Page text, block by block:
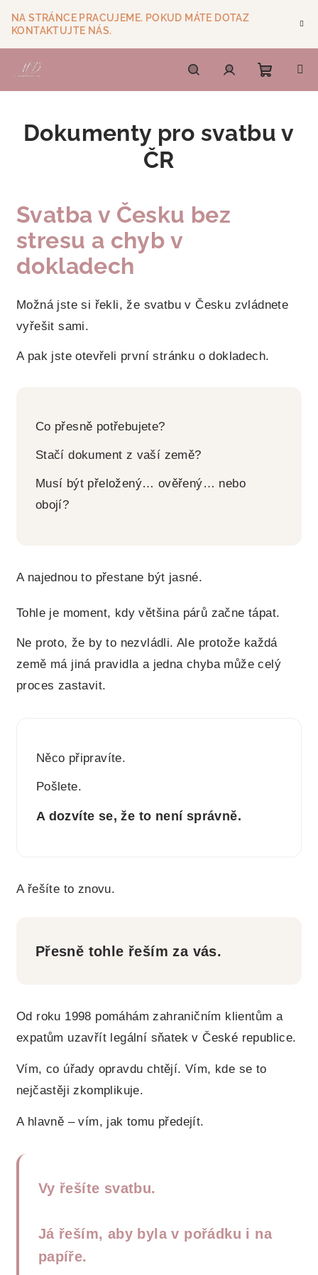
obsah
NA STRÁNCE PRACUJEME. POKUD MÁTE DOTAZ
KONTAKTUJTE NÁS.
HledatPřihlášení
košík
Dokumenty pro svatbu v
ČR
Svatba v Česku bez
stresu a chyb v
dokladech
Možná jste si řekli, že svatbu v Česku zvládnete
vyřešit sami.
A pak jste otevřeli první stránku o dokladech.
Co přesně potřebujete?
Stačí dokument z vaší země?
Musí být přeložený… ověřený… nebo
obojí?
A najednou to přestane být jasné.
Tohle je moment, kdy většina párů začne tápat.
Ne proto, že by to nezvládli. Ale protože každá
země má jiná pravidla a jedna chyba může celý
proces zastavit.
Něco připravíte.
Pošlete.
A dozvíte se, že to není správně.
A řešíte to znovu.
Přesně tohle řeším za vás.
Od roku 1998 pomáhám zahraničním klientům a
expatům uzavřít legální sňatek v České republice.
Vím, co úřady opravdu chtějí. Vím, kde se to
nejčastěji zkomplikuje.
A hlavně – vím, jak tomu předejít.
Vy řešíte svatbu.
Já řeším, aby byla v pořádku i na
papíře.